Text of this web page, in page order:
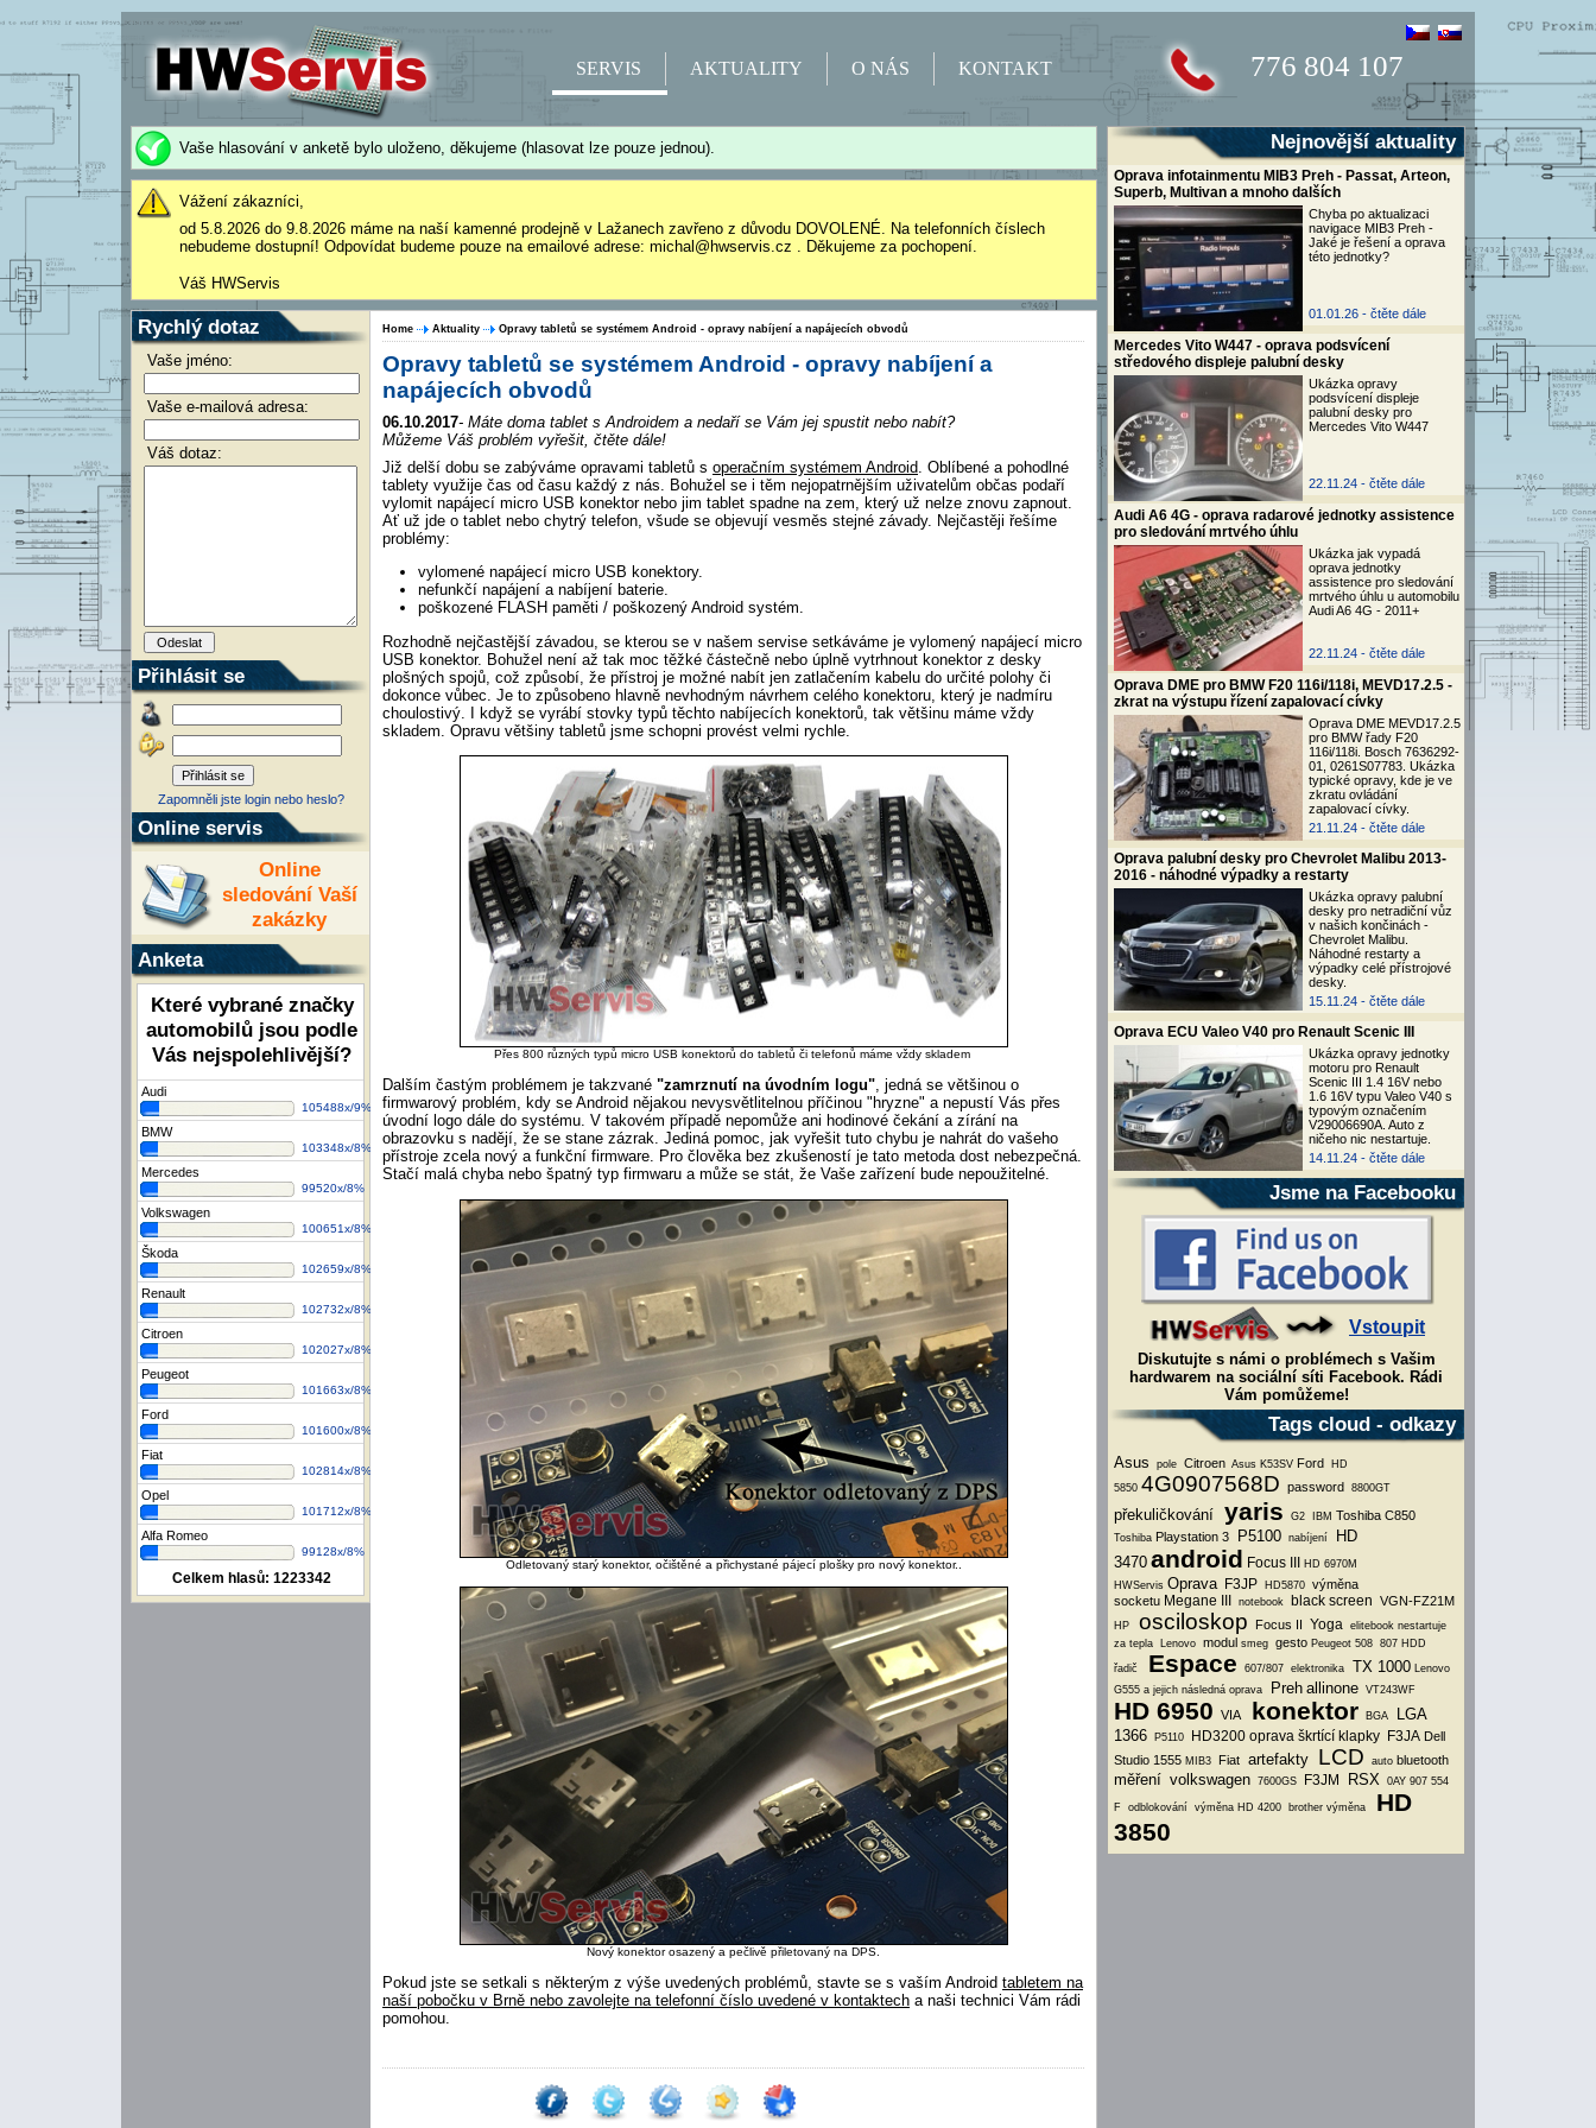
776 804 107
SERVIS AKTUALITY O NÁS KONTAKT
Nejnovější aktuality
Oprava infotainmentu MIB3 Preh - Passat, Arteon,
Superb, Multivan a mnoho dalších
Chyba po aktualizaci
navigace MIB3 Preh -
Jaké je řešení a oprava
této jednotky?
01.01.26 - čtěte dále
Mercedes Vito W447 - oprava podsvícení
středového displeje palubní desky
Ukázka opravy
podsvícení displeje
palubní desky pro
Mercedes Vito W447
22.11.24 - čtěte dále
Audi A6 4G - oprava radarové jednotky assistence
pro sledování mrtvého úhlu
Ukázka jak vypadá
oprava jednotky
assistence pro sledování
mrtvého úhlu u automobilu
Audi A6 4G - 2011+
22.11.24 - čtěte dále
Oprava DME pro BMW F20 116i/118i, MEVD17.2.5 -
zkrat na výstupu řízení zapalovací cívky
Oprava DME MEVD17.2.5
pro BMW řady F20
116i/118i. Bosch 7636292-
01, 0261S07783. Ukázka
typické opravy, kde je ve
zkratu ovládání
zapalovací cívky.
21.11.24 - čtěte dále
Oprava palubní desky pro Chevrolet Malibu 2013-
2016 - náhodné výpadky a restarty
Ukázka opravy palubní
desky pro netradiční vůz
v našich končinách -
Chevrolet Malibu.
Náhodné restarty a
výpadky celé přístrojové
desky.
15.11.24 - čtěte dále
Oprava ECU Valeo V40 pro Renault Scenic III
Ukázka opravy jednotky
motoru pro Renault
Scenic III 1.4 16V nebo
1.6 16V typu Valeo V40 s
typovým označením
V29006690A. Auto z
ničeho nic nestartuje.
14.11.24 - čtěte dále
Jsme na Facebooku
Vstoupit
Diskutujte s námi o problémech s Vašim
hardwarem na sociální síti Facebook. Rádi
Vám pomůžeme!
Tags cloud - odkazy
Asus pole Citroen Asus K53SV Ford
HD
5850 4G0907568D password 8800GT
překuličkování yaris G2 IBM Toshiba C850
Toshiba Playstation 3 P5100 nabíjení
HD
3470 android Focus III
HD 6970M
HWServis Oprava F3JP HD5870 výměna
socketu Megane III notebook black screen VGN-FZ21M
HP osciloskop Focus II Yoga elitebook nestartuje
za tepla
Lenovo modul smeg gesto Peugeot 508 807 HDD
řadič Espace 607/807 elektronika TX 1000 Lenovo
G555 a jejich následná oprava
Preh allinone VT243WF
HD 6950 VIA konektor BGA
LGA
1366
P5110 HD3200 oprava škrtící klapky F3JA Dell
Studio 1555 MIB3 Fiat artefakty LCD auto bluetooth
měření volkswagen 7600GS F3JM RSX 0AY 907 554
F odblokování výměna HD 4200 brother výměna
HD
3850
Vaše hlasování v anketě bylo uloženo, děkujeme (hlasovat lze pouze jednou).
Vážení zákazníci,
od 5.8.2026 do 9.8.2026 máme na naší kamenné prodejně v Lažanech zavřeno z důvodu DOVOLENÉ. Na telefonních číslech
nebudeme dostupní! Odpovídat budeme pouze na emailové adrese: michal@hwservis.cz . Děkujeme za pochopení.
Váš HWServis
Rychlý dotaz
Vaše jméno:
Vaše e-mailová adresa:
Váš dotaz:
Přihlásit se
Zapomněli jste login nebo heslo?
Online servis
Online
sledování Vaší
zakázky
Anketa
Které vybrané značky
automobilů jsou podle
Vás nejspolehlivější?
Audi
105488x/9%
BMW
103348x/8%
Mercedes
99520x/8%
Volkswagen
100651x/8%
Škoda
102659x/8%
Renault
102732x/8%
Citroen
102027x/8%
Peugeot
101663x/8%
Ford
101600x/8%
Fiat
102814x/8%
Opel
101712x/8%
Alfa Romeo
99128x/8%
Celkem hlasů: 1223342
Home Aktuality Opravy tabletů se systémem Android - opravy nabíjení a napájecích obvodů
Opravy tabletů se systémem Android - opravy nabíjení a
napájecích obvodů
06.10.2017- Máte doma tablet s Androidem a nedaří se Vám jej spustit nebo nabít?
Můžeme Váš problém vyřešit, čtěte dále!
Již delší dobu se zabýváme opravami tabletů s operačním systémem Android. Oblíbené a pohodlné
tablety využije čas od času každý z nás. Bohužel se i těm nejopatrnějším uživatelům občas podaří
vylomit napájecí micro USB konektor nebo jim tablet spadne na zem, který už nelze znovu zapnout.
Ať už jde o tablet nebo chytrý telefon, všude se objevují vesměs stejné závady. Nejčastěji řešíme
problémy:
vylomené napájecí micro USB konektory.
nefunkčí napájení a nabíjení baterie.
poškozené FLASH paměti / poškozený Android systém.
Rozhodně nejčastější závadou, se kterou se v našem servise setkáváme je vylomený napájecí micro
USB konektor. Bohužel není až tak moc těžké částečně nebo úplně vytrhnout konektor z desky
plošných spojů, což způsobí, že přístroj je možné nabít jen zatlačením kabelu do určité polohy či
dokonce vůbec. Je to způsobeno hlavně nevhodným návrhem celého konektoru, který je nadmíru
choulostivý. I když se vyrábí stovky typů těchto nabíjecích konektorů, tak většinu máme vždy
skladem. Opravu většiny tabletů jsme schopni provést velmi rychle.
Přes 800 různých typů micro USB konektorů do tabletů či telefonů máme vždy skladem
Dalším častým problémem je takzvané "zamrznutí na úvodním logu", jedná se většinou o
firmwarový problém, kdy se Android nějakou nevysvětlitelnou příčinou "hryzne" a nepustí Vás přes
úvodní logo dále do systému. V takovém případě nepomůže ani hodinové čekání a zírání na
obrazovku s nadějí, že se stane zázrak. Jediná pomoc, jak vyřešit tuto chybu je nahrát do vašeho
přístroje zcela nový a funkční firmware. Pro člověka bez zkušeností je tato metoda dost nebezpečná.
Stačí malá chyba nebo špatný typ firmwaru a může se stát, že Vaše zařízení bude nepoužitelné.
Odletovaný starý konektor, očištěné a přichystané pájecí plošky pro nový konektor..
Nový konektor osazený a pečlivě přiletovaný na DPS.
Pokud jste se setkali s některým z výše uvedených problémů, stavte se s vaším Android tabletem na
naší pobočku v Brně nebo zavolejte na telefonní číslo uvedené v kontaktech a naši technici Vám rádi
pomohou.